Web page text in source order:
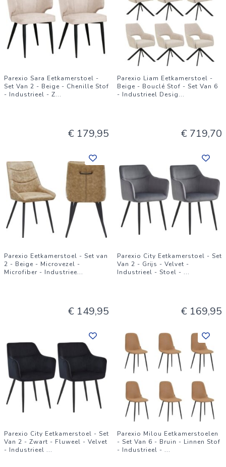
Parexio Sara Eetkamerstoel -
Set Van 2 - Beige - Chenille Stof
- Industrieel - Z...
€ 179,95
Parexio Liam Eetkamerstoel -
Beige - Bouclé Stof - Set Van 6
- Industrieel Desig...
€ 719,70
Parexio Eetkamerstoel - Set van
2 - Beige - Microvezel -
Microfiber - Industriee...
€ 149,95
Parexio City Eetkamerstoel - Set
Van 2 - Grijs - Velvet -
Industrieel - Stoel - ...
€ 169,95
Parexio City Eetkamerstoel - Set
Van 2 - Zwart - Fluweel - Velvet
- Industrieel ...
Parexio Milou Eetkamerstoelen
- Set Van 6 - Bruin - Linnen Stof
- Industrieel - ...